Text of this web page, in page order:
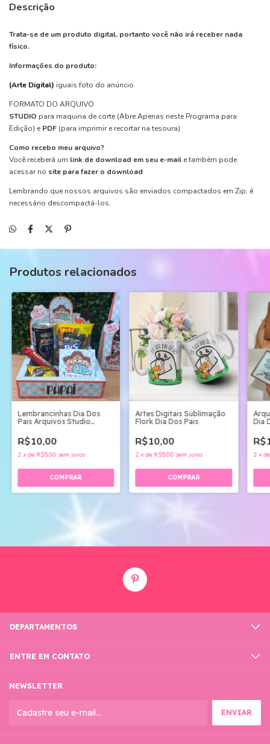
Descrição
Trata-se de um produto digital, portanto você não irá receber nada
físico.
Informações do produto:
(Arte Digital) iguais foto do anúncio
FORMATO DO ARQUIVO
STUDIO para maquina de corte (Abre Apenas neste Programa para
Edição) e PDF (para imprimir e recortar na tesoura)
Como recebo meu arquivo?
Você receberá um link de download em seu e-mail e também pode
acessar no site para fazer o download
Lembrando que nossos arquivos são enviados compactados em Zip, é
necessário descompactá-los.
Produtos relacionados
Lembrancinhas Dia Dos
Pais Arquivos Studio
R$10,00
2 xde R$5,00 sem juros
Artes Digitais Sublimação
Flork Dia Dos Pais
R$10,00
2 xde R$5,00 sem juros
Dia
2 x
DEPARTAMENTOS
ENTRE EM CONTATO
NEWSLETTER